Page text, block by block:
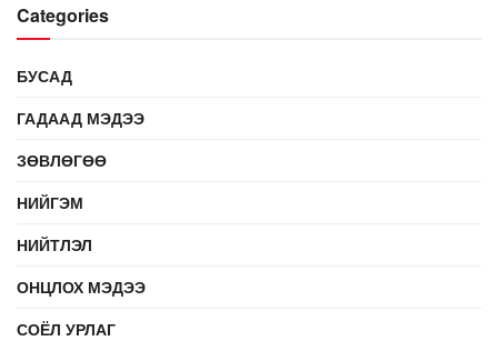
Categories
БУСАД
ГАДААД МЭДЭЭ
ЗӨВЛӨГӨӨ
НИЙГЭМ
НИЙТЛЭЛ
ОНЦЛОХ МЭДЭЭ
СОЁЛ УРЛАГ